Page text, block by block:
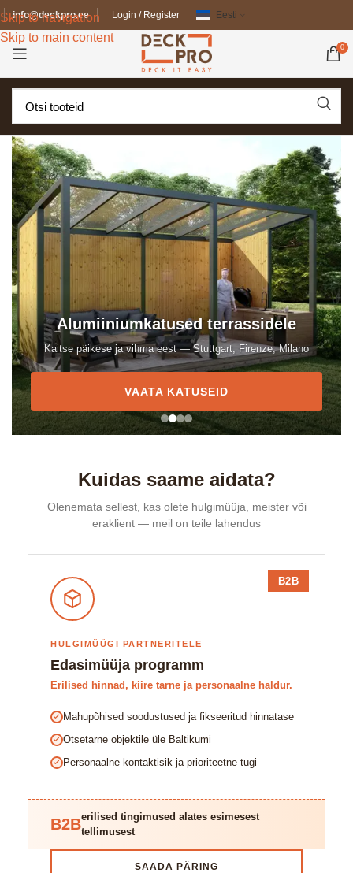
Skip to navigation
Skip to main content
info@deckpro.ee Login / Register Eesti
0
Alumiiniumkatused terrassidele
Kaitse päikese ja vihma eest — Stuttgart, Firenze, Milano
VAATA KATUSEID
Kuidas saame aidata?
Olenemata sellest, kas olete hulgimüüja, meister või
eraklient — meil on teile lahendus
B2B
HULGIMÜÜGI PARTNERITELE
Edasimüüja programm
Erilised hinnad, kiire tarne ja personaalne haldur.
Mahupõhised soodustused ja fikseeritud hinnatase
Otsetarne objektile üle Baltikumi
Personaalne kontaktisik ja prioriteetne tugi
B2Berilised tingimused alates esimesest
tellimusest
SAADA PÄRING